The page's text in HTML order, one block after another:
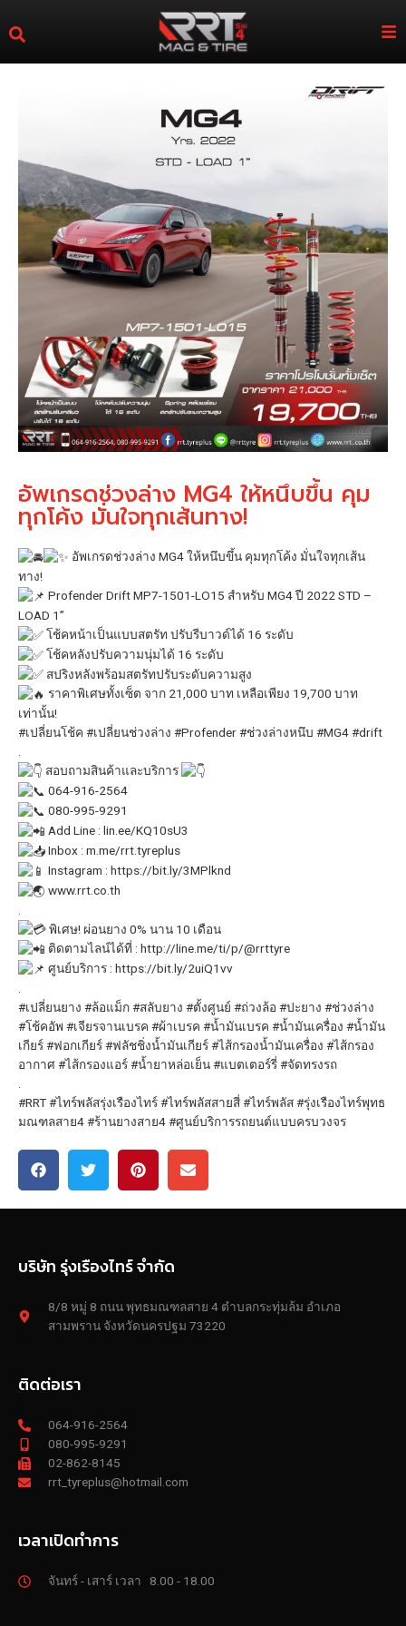
อัพเกรดช่วงล่าง MG4 ให้หนึบขึ้น คุม
ทุกโค้ง มั่นใจทุกเส้นทาง!
อัพเกรดช่วงล่าง MG4 ให้หนึบขึ้น คุมทุกโค้ง มั่นใจทุกเส้น
ทาง!
Profender Drift MP7-1501-LO15 สำหรับ MG4 ปี 2022 STD –
LOAD 1”
โช้คหน้าเป็นแบบสตรัท ปรับรีบาวด์ได้ 16 ระดับ
โช้คหลังปรับความนุ่มได้ 16 ระดับ
สปริงหลังพร้อมสตรัทปรับระดับความสูง
ราคาพิเศษทั้งเซ็ต จาก 21,000 บาท เหลือเพียง 19,700 บาท
เท่านั้น!
#เปลี่ยนโช้ค #เปลี่ยนช่วงล่าง #Profender#ช่วงล่างหนึบ #MG4#drift
.
สอบถามสินค้าและบริการ
064-916-2564
080-995-9291
Add Line : lin.ee/KQ10sU3
Inbox : m.me/rrt.tyreplus
Instagram : https://bit.ly/3MPlknd
www.rrt.co.th
พิเศษ! ผ่อนยาง 0% นาน 10 เดือน
ติดตามไลน์ได้ที่ : http://line.me/ti/p/@rrttyre
ศูนย์บริการ : https://bit.ly/2uiQ1vv
.
#เปลี่ยนยาง #ล้อแม็ก#สลับยาง #ตั้งศูนย์ #ถ่วงล้อ #ปะยาง #ช่วงล่าง
#โช้คอัพ #เจียรจานเบรค #ผ้าเบรค #น้ำมันเบรค #น้ำมันเครื่อง #น้ำมัน
เกียร์#ฟอกเกียร์#ฟลัชชิ่งน้ำมันเกียร์#ไส้กรองน้ำมันเครื่อง #ไส้กรอง
อากาศ#ไส้กรองแอร์#น้ำยาหล่อเย็น#แบตเตอร์รี่#จัดทรงรถ
.
#RRT#ไทร์พลัสรุ่งเรืองไทร์#ไทร์พลัสสายสี่#ไทร์พลัส #รุ่งเรืองไทร์พุทธ
มณฑลสาย4 #ร้านยางสาย4 #ศูนย์บริการรถยนต์แบบครบวงจร
บริษัท รุ่งเรืองไทร์ จำกัด
8/8 หมู่ 8 ถนน พุทธมณฑลสาย 4 ตำบลกระทุ่มล้ม อำเภอ
สามพราน จังหวัดนครปฐม 73220
ติดต่อเรา
064-916-2564
080-995-9291
02-862-8145
rrt_tyreplus@hotmail.com
เวลาเปิดทำการ
จันทร์ - เสาร์ เวลา 8.00 - 18.00